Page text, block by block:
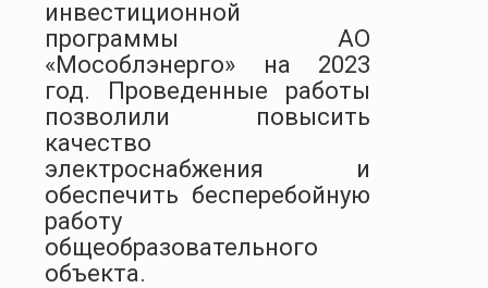
инвестиционной
программы АО
«Мособлэнерго» на 2023
год. Проведенные работы
позволили повысить
качество
электроснабжения и
обеспечить бесперебойную
работу
общеобразовательного
объекта.